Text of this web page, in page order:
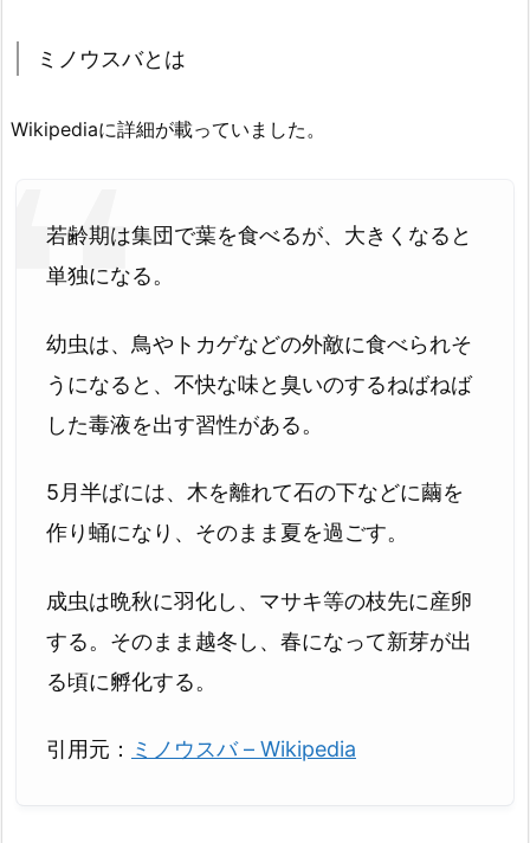
ミノウスバとは
Wikipediaに詳細が載っていました。
若齢期は集団で葉を食べるが、大きくなると
単独になる。
幼虫は、鳥やトカゲなどの外敵に食べられそ
うになると、不快な味と臭いのするねばねば
した毒液を出す習性がある。
5月半ばには、木を離れて石の下などに繭を
作り蛹になり、そのまま夏を過ごす。
成虫は晩秋に羽化し、マサキ等の枝先に産卵
する。そのまま越冬し、春になって新芽が出
る頃に孵化する。
引用元： ミノウスバ – Wikipedia